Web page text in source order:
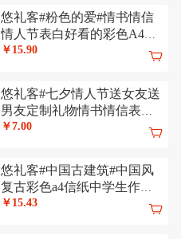
悠礼客#粉色的爱#情书情信
情人节表白好看的彩色A4信
纸信封套装
￥15.90
悠礼客#七夕情人节送女友送
男友定制礼物情书情信表白
信信纸信封
￥7.00
悠礼客#中国古建筑#中国风
复古彩色a4信纸中学生作文
比赛纸可定制
￥15.43